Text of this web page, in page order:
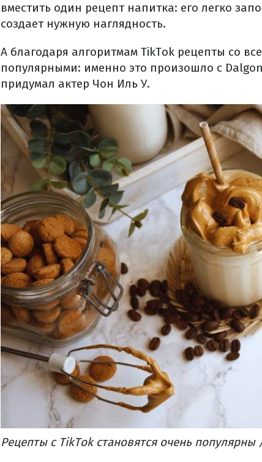
вместить один рецепт напитка: его легко
создает нужную наглядность.
А благодаря алгоритмам TikTok рецепты со
популярными: именно это произошло с
придумал актер Чон Иль У.
Рецепты с TikTok становятся очень